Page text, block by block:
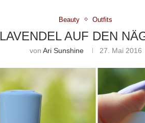
Beauty Outfits
LAVENDEL AUF DEN
von Ari Sunshine 27. Mai 2016